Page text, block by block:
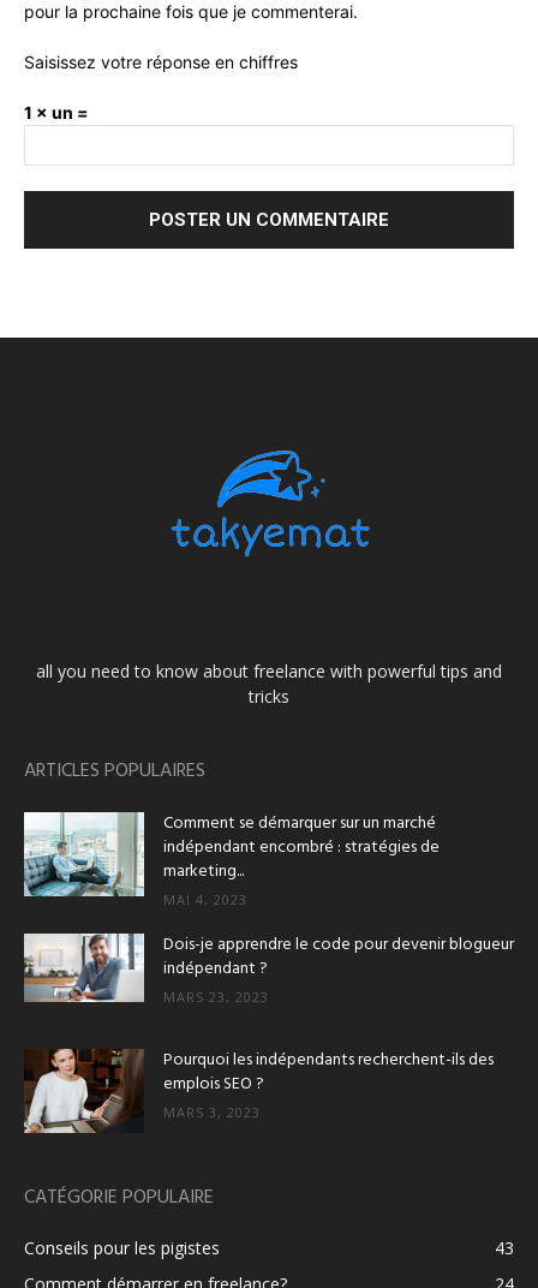
pour la prochaine fois que je commenterai.
Saisissez votre réponse en chiffres
1 × un =
all you need to know about freelance with powerful tips and
tricks
ARTICLES POPULAIRES
Comment se démarquer sur un marché
indépendant encombré : stratégies de
marketing...
MAI 4, 2023
Dois-je apprendre le code pour devenir blogueur
indépendant ?
MARS 23, 2023
Pourquoi les indépendants recherchent-ils des
emplois SEO ?
MARS 3, 2023
CATÉGORIE POPULAIRE
Conseils pour les pigistes
43